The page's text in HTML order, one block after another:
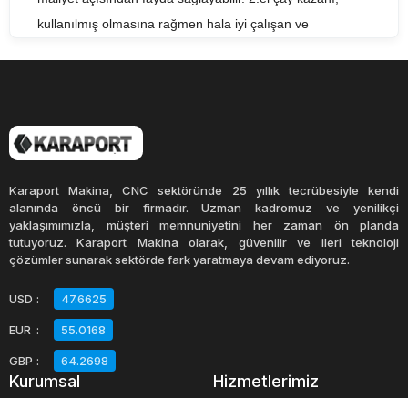
kullanılmış olmasına rağmen hala iyi çalışan ve
2nd hand tea boiler veya used tea boiler olarak
maliyetle kaliteli bir ekipman sağlayabilir. Kullanılmış
ekipmanlar için dikkat edilmesi gereken nokta, ürünün
durumunun iyi olması ve işletmenizin ihtiyacına uygun
Sonuç olarak, çay hazırlama işi için uygun bir çay kazanı
seçmek, işletmenizin başarısı için önemlidir. Sahibinden
ikinci el çay kazanı veya diğer satılık çay kazanı
Karaport Makina, CNC sektöründe 25 yıllık tecrübesiyle kendi
alanında öncü bir firmadır. Uzman kadromuz ve yenilikçi
yaklaşımımızla, müşteri memnuniyetini her zaman ön planda
tutuyoruz. Karaport Makina olarak, güvenilir ve ileri teknoloji
çözümler sunarak sektörde fark yaratmaya devam ediyoruz.
USD : 47.6625
EUR : 55.0168
GBP : 64.2698
Kurumsal Hizmetlerimiz